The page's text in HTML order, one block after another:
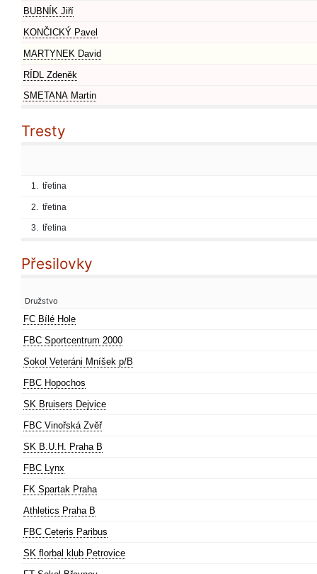
BUBNÍK Jiří
KONČICKÝ Pavel
MARTYNEK David
RÍDL Zdeněk
SMETANA Martin
Tresty
1. třetina
2. třetina
3. třetina
Přesilovky
Družstvo
FC Bílé Hole
FBC Sportcentrum 2000
Sokol Veteráni Mníšek p/B
FBC Hopochos
SK Bruisers Dejvice
FBC Vinořská Zvěř
SK B.U.H. Praha B
FBC Lynx
FK Spartak Praha
Athletics Praha B
FBC Ceteris Paribus
SK florbal klub Petrovice